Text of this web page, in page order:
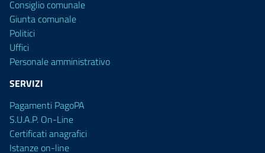
Consiglio comunale
Giunta comunale
Politici
Uffici
Personale amministrativo
SERVIZI
Pagamenti PagoPA
S.U.A.P. On-Line
Certificati anagrafici
Istanze on-line